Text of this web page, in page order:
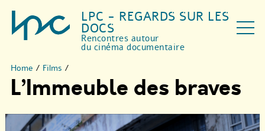
LPC - REGARDS SUR LES
DOCS
Rencontres autour
du cinéma documentaire
Home / Films /
L’Immeuble des braves